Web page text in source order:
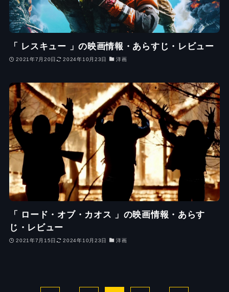
「 レスキュー 」の映画情報・あらすじ・レビュー
2021年7月20日 2024年10月23日 洋画
「 ロード・オブ・カオス 」の映画情報・あらす
じ・レビュー
2021年7月15日 2024年10月23日 洋画